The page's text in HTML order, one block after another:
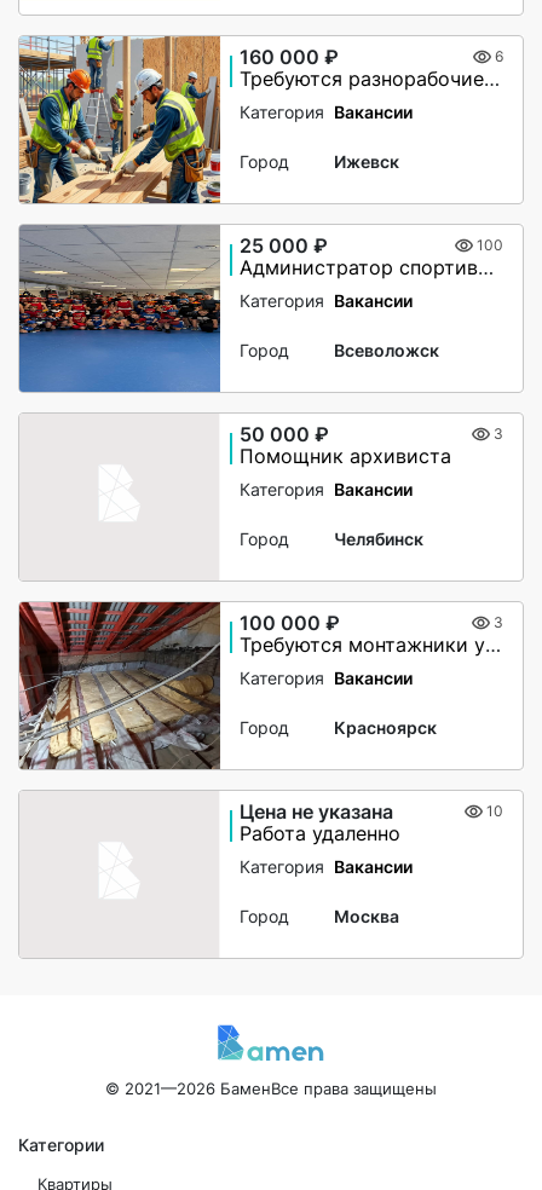
160 000 ₽ 6
Требуются разнорабочие, монтажники. Вахта в Великий Новгород
Категория Вакансии
Город Ижевск
25 000 ₽ 100
Администратор спортивного клуба
Категория Вакансии
Город Всеволожск
50 000 ₽ 3
Помощник архивиста
Категория Вакансии
Город Челябинск
100 000 ₽ 3
Требуются монтажники утепления чердачного помещения
Категория Вакансии
Город Красноярск
Цена не указана 10
Работа удаленно
Категория Вакансии
Город Москва
© 2021—2026 БаменВсе права защищены
Категории
Квартиры